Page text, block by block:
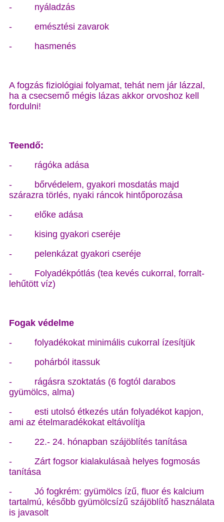
- nyáladzás
- emésztési zavarok
- hasmenés
A fogzás fiziológiai folyamat, tehát nem jár lázzal,
ha a csecsemő mégis lázas akkor orvoshoz kell
fordulni!
Teendő:
- rágóka adása
- bőrvédelem, gyakori mosdatás majd
szárazra törlés, nyaki ráncok hintőporozása
- előke adása
- kising gyakori cseréje
- pelenkázat gyakori cseréje
- Folyadékpótlás (tea kevés cukorral, forralt-
lehűtött víz)
Fogak védelme
- folyadékokat minimális cukorral ízesítjük
- pohárból itassuk
- rágásra szoktatás (6 fogtól darabos
gyümölcs, alma)
- esti utolsó étkezés után folyadékot kapjon,
ami az ételmaradékokat eltávolítja
- 22.- 24. hónapban szájöblítés tanítása
- Zárt fogsor kialakulásaà helyes fogmosás
tanítása
- Jó fogkrém: gyümölcs ízű, fluor és kalcium
tartalmú, később gyümölcsízű szájöblítő használata
is javasolt